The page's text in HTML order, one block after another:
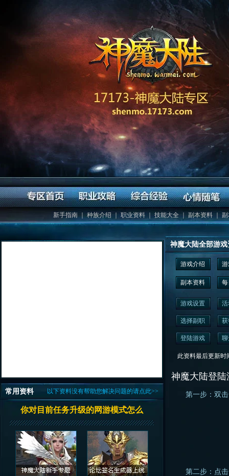
新手指南 种族介绍 ｜ 职业资料 ｜技能大全｜ 副本资料 ｜
以下资料没有帮助您解决问题的请点此>>
常用资料
你对目前任务升级的网游模式怎么
神魔大陆全部游戏
游戏介绍
副本资料
游戏设置
选择副职
登陆游戏
此资料最后更新时
神魔大陆登
第一步：双击‘
第二步：点击‘